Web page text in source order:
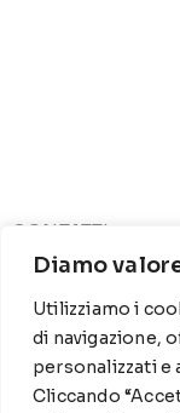
Diamo
Utilizziamo i
di navigazione,
personalizzati e
Cliccando
CONTATTI
Contrada
mare
: 080 917 78 89
WZ: 329 6510725